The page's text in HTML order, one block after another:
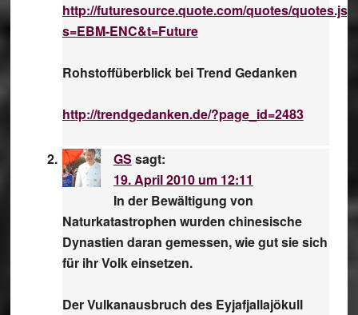
http://futuresource.quote.com/quotes/
s=EBM-ENC&t=Future
Rohstoffüberblick bei Trend Gedanken
http://trendgedanken.de/?page_id=2483
GS sagt:
19. April 2010 um 12:11
In der Bewältigung von
Naturkatastrophen wurden chinesische
Dynastien daran gemessen, wie gut sie sich
für ihr Volk einsetzen.
Der Vulkanausbruch des Eyjafjallajökull